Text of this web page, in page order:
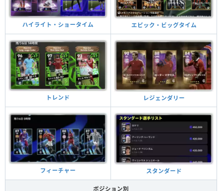
ハイライト・ショータイム エピック・ビッグタイム
トレンド レジェンダリー
フィーチャー スタンダード
ポジション別